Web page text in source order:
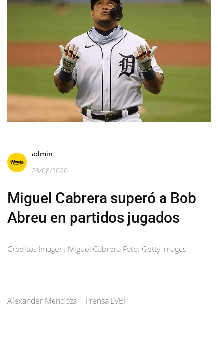
admin
23/08/2020
Miguel Cabrera superó a Bob
Abreu en partidos jugados
Créditos Imagen: Miguel Cabrera Foto: Getty Images
Alexander Mendoza | Prensa LVBP